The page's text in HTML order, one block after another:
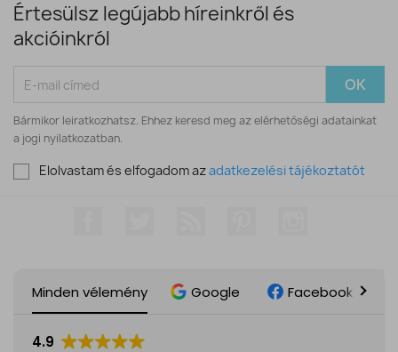
Értesülsz legújabb híreinkről és
akcióinkról
Bármikor leiratkozhatsz. Ehhez keresd meg az elérhetőségi adatainkat
a jogi nyilatkozatban.
Elolvastam és elfogadom azadatkezelési tájékoztatót
Minden vélemény Google Facebook
4.9